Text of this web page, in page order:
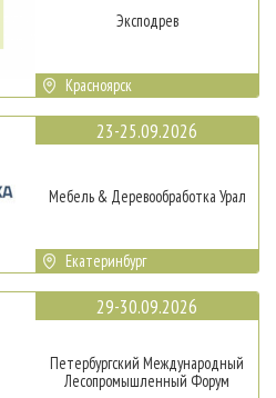
Эксподрев
Красноярск
23-25.09.2026
Мебель & Деревообработка Урал
Екатеринбург
29-30.09.2026
Петербургский Международный
Лесопромышленный Форум